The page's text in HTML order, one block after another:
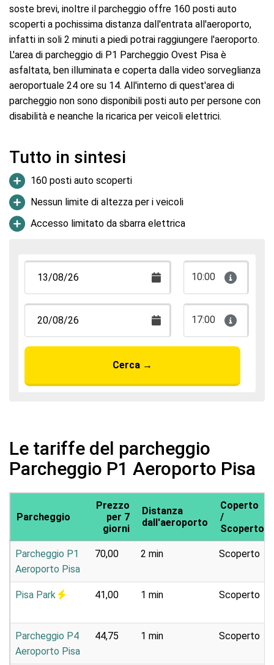
soste brevi, inoltre il parcheggio offre 160 posti auto
scoperti a pochissima distanza dall'entrata all'aeroporto,
infatti in soli 2 minuti a piedi potrai raggiungere l'aeroporto.
L'area di parcheggio di P1 Parcheggio Ovest Pisa è
asfaltata, ben illuminata e coperta dalla video sorveglianza
aeroportuale 24 ore su 14. All'interno di quest'area di
parcheggio non sono disponibili posti auto per persone con
disabilità e neanche la ricarica per veicoli elettrici.
Tutto in sintesi
160 posti auto scoperti
Nessun limite di altezza per i veicoli
Accesso limitato da sbarra elettrica
10:00
17:00
Cerca →
Le tariffe del parcheggio
Parcheggio P1 Aeroporto Pisa
Parcheggio
Prezzo
per 7
giorni
Distanza
dall'aeroporto
Coperto
/
Scoperto
Parcheggio P1
Aeroporto Pisa
70,00 2 min Scoperto
Pisa Park 41,00 1 min Scoperto
Parcheggio P4
Aeroporto Pisa
44,75 1 min Scoperto